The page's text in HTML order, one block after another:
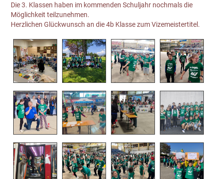
Die 3. Klassen haben im kommenden Schuljahr nochmals die
Möglichkeit teilzunehmen.
Herzlichen Glückwunsch an die 4b Klasse zum Vizemeistertitel.